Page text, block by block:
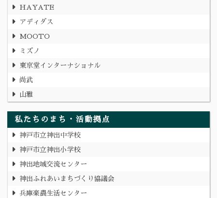
HAYATE
アディダス
MOOTO
ミズノ
東京堂インターナショナル
尚武
山雅
私たちのまち・活動拠点
神戸市立神出中学校
神戸市立神出小学校
神出地域交流センター
神出ふれあいまちづくり協議会
兵庫楽農生活センター